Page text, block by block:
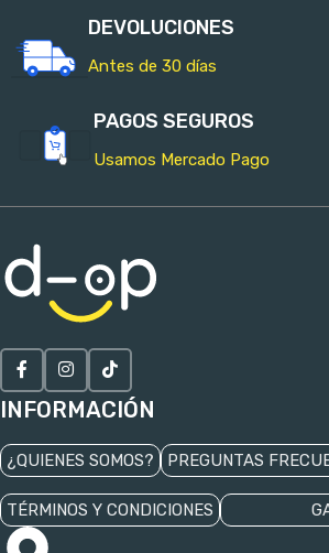
DEVOLUCIONES
Antes de 30 días
PAGOS SEGUROS
Usamos Mercado Pago
INFORMACIÓN
¿QUIENES SOMOS? PREGUNTAS
TÉRMINOS Y CONDICIONES